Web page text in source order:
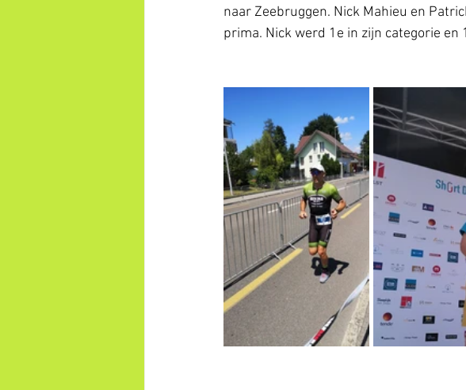
naar Zeebruggen. Nick Mahieu en
prima. Nick werd 1e in zijn categorie